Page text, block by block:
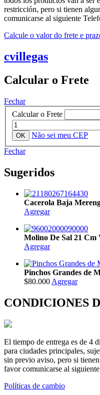
restricción, pero si tienen
comunicarse al siguiente
Calcule o valor do frete e
cvillegas
Calcular o Frete
Fechar
Calcular o Frete
Não sei meu CEP
Fechar
Sugeridos
Cacerola Baja
Agregar
Molino De Sal 21 Cm
Agregar
Pinchos Grandes de
$80.000 Agregar
CONDICIONES
El tiempo de entrega es de 4
para ciudades principales,
sin previo aviso, pero si
favor comunicarse al
Políticas de cambio